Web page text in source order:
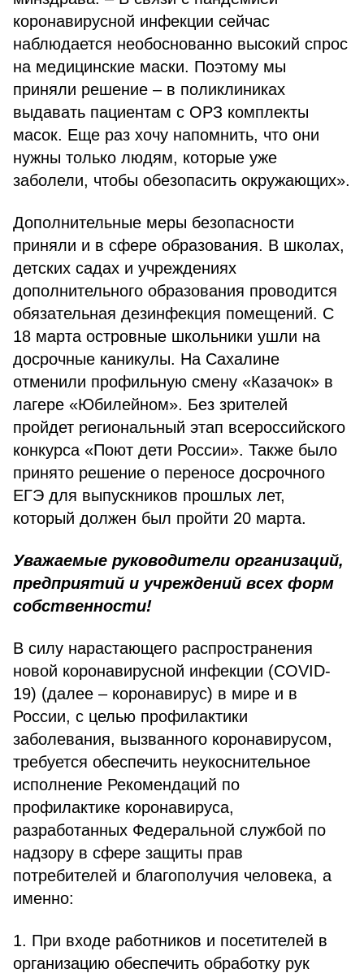
коронавирусной инфекции сейчас
наблюдается необоснованно высокий спрос
на медицинские маски. Поэтому мы
приняли решение – в поликлиниках
выдавать пациентам с ОРЗ комплекты
масок. Еще раз хочу напомнить, что они
нужны только людям, которые уже
заболели, чтобы обезопасить окружающих».
Дополнительные меры безопасности
приняли и в сфере образования. В школах,
детских садах и учреждениях
дополнительного образования проводится
обязательная дезинфекция помещений. С
18 марта островные школьники ушли на
досрочные каникулы. На Сахалине
отменили профильную смену «Казачок» в
лагере «Юбилейном». Без зрителей
пройдет региональный этап всероссийского
конкурса «Поют дети России». Также было
принято решение о переносе досрочного
ЕГЭ для выпускников прошлых лет,
который должен был пройти 20 марта.
Уважаемые руководители организаций,
предприятий и учреждений всех форм
собственности!
В силу нарастающего распространения
новой коронавирусной инфекции (COVID-
19) (далее – коронавирус) в мире и в
России, с целью профилактики
заболевания, вызванного коронавирусом,
требуется обеспечить неукоснительное
исполнение Рекомендаций по
профилактике коронавируса,
разработанных Федеральной службой по
надзору в сфере защиты прав
потребителей и благополучия человека, а
именно:
1. При входе работников и посетителей в
организацию обеспечить обработку рук